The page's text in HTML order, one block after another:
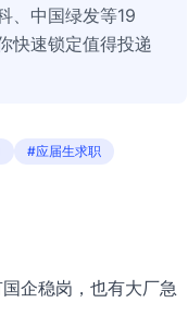
、中国绿发等19
快速锁定值得投递
#应届生求职
企稳岗，也有大厂急